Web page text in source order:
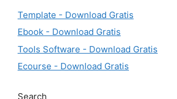
Template - Download Gratis
Ebook - Download Gratis
Tools Software - Download Gratis
Ecourse - Download Gratis
Search